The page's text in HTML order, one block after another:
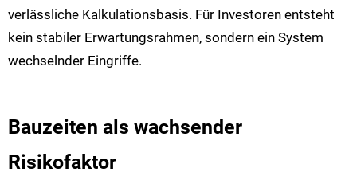
verlässliche Kalkulationsbasis. Für Investoren entsteht
kein stabiler Erwartungsrahmen, sondern ein System
wechselnder Eingriffe.
Bauzeiten als wachsender
Risikofaktor